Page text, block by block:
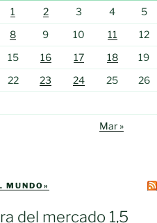
1 2 3 4
5
8 9 10 11
12
15 16 17 18
19
22 23 24 25
26
Mar »
MUNDO»
del mercado 1,5